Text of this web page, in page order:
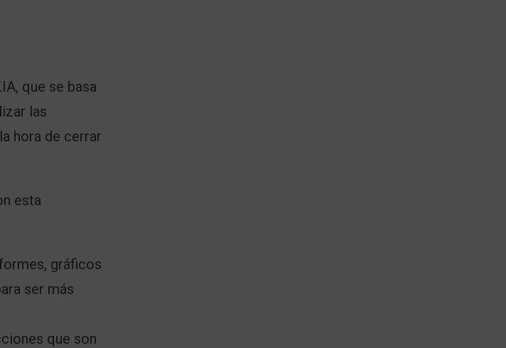
que se basa
las
hora de cerrar
esta
gráficos
ser más
que son